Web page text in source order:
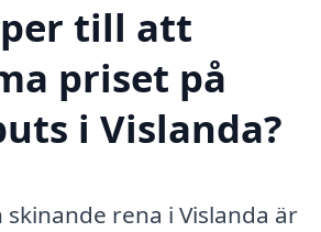
till att
priset på
i Vislanda?
rena i Vislanda är